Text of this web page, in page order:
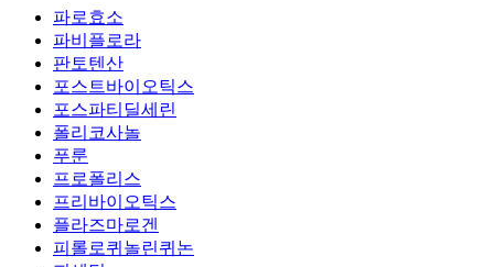
파로효소
파비플로라
판토텐산
포스트바이오틱스
포스파티딜세린
폴리코사놀
푸룬
프로폴리스
프리바이오틱스
플라즈마로겐
피롤로퀴놀린퀴논